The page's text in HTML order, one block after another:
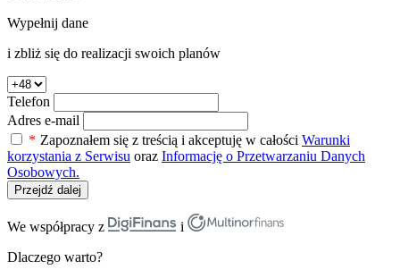
Wypełnij dane
i zbliż się do realizacji swoich planów
Telefon
Adres e-mail
* Zapoznałem się z treścią i akceptuję w całości Warunki
korzystania z Serwisu oraz Informację o Przetwarzaniu Danych
Osobowych.
Przejdź dalej
We współpracy z
i
Dlaczego warto?